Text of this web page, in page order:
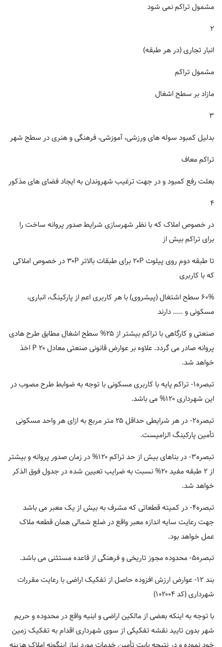
مشمول تراکم نمی شود
۲
انبار تجاری (در هر طبقه)
مشمول تراکم
مازاد بر سطح اشغال
۳
بدلیل کمبود سوله های ورزشی، آموزشی، فرهنگی و هنری در سطح شهر
تراکم معاف
بعلت رفع کمبود و در جهت ترغیب شهروندان به ایجاد فضای های مذکور
۴
در خصوص املاک که با نظر شهرسازی شرایط صدور پروانه ساخت را
برای تراکم بیش از
تا طبقه دوم روی پیلوت ۲۰P برای طبقات بالاتر ۳۰P در خصوص املاکی
که با کاربری
۶۰% سطح اشتغال (پیشروی) با هر کاربری اعم از پارکینگ، انباری،
مسکونی و ..... دارند
صنعتی و کارگاهی با تراکم بیشتر از ۲۵% سطح اشغال مطابق طرح هادی
پروانه صادر می گردد. علاوه بر عوارض قانونی صنعتی معادل ۲۰ P اخذ
خواهد شد.
تبصره۱- تراکم پایه با کاربری مسکونی با توجه به ضوابط طرح مصوب در
این شهرداری ۱۲۰% می باشد.
تبصره۲- در هر شرایطی حداقل ۲۵ متر مربع به ازای هر واحد مسکونی
تأمین پارکینگ الزامیست.
تبصره۳- در بناهای بیش از حد تراکم ۱۲۰% در زمان صدور پروانه و بیشتر
از ۲ طبقه مفید ۲۰% نسبت به ضرایب تعیین شده در جدول فوق الذکر
خواهد شد.
تبصره۴- در کمیته قطعاتی که مشرف به بیش از یک معبر می باشد
جهت رعایت سایه اندازه معبر واقع در ضلع شمالی همان قطعه ملاک
عمل خواهد بود.
تبصره۵- محدوده مجوز تاریخی و فرهنگی از قاعده مستثنی می باشد.
بند ۱۲- عوارض ارزش افزوده حاصل از تفکیک اراضی با رعایت مقررات
شهرداری (کد ۱۰۲۰۰۴)
با توجه به اینکه بعضی از مالکین اراضی و ابنیه واقع در محدوده و حریم
شهر بدون تایید نقشه تفکیکی از سوی شهرداری اقدام به تفکیک زمین